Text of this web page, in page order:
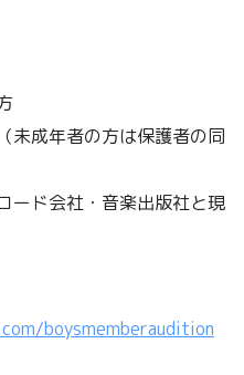
未成年者の方は保護者の同
ード会社・音楽出版社と現
boysmemberaudition